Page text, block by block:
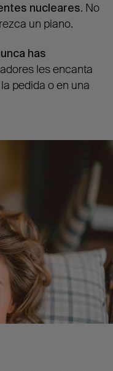
nucleares. No
un piano.
has
les encanta
pedida o en una